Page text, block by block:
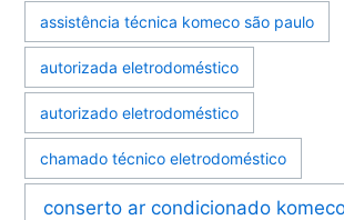
assistência técnica komeco são paulo
autorizada eletrodoméstico
autorizado eletrodoméstico
chamado técnico eletrodoméstico
conserto ar condicionado